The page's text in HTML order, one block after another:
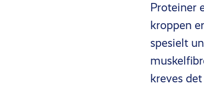
Proteiner
kroppen
spesielt
kreves